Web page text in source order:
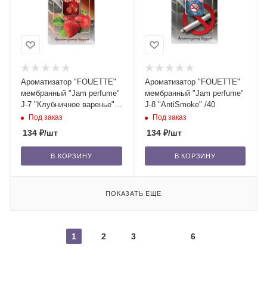
Ароматизатор "FOUETTE"
мембранный "Jam perfume"
J-7 "Клубничное варенье"
/40Под заказ
134 ₽/шт
В КОРЗИНУ
Ароматизатор "FOUETTE"
мембранный "Jam perfume"
J-8 "AntiSmoke" /40
Под заказ
134₽/шт
В КОРЗИНУ
ПОКАЗАТЬ ЕЩЕ
1 2 3 6